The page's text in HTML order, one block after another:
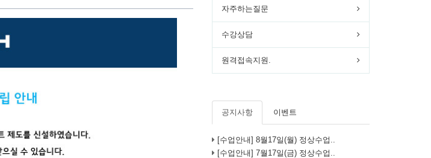
자주하는질문
수강상담
원격접속지원.
공지사항 이벤트
[수업안내] 8월17일(월) 정상수업..
[수업안내] 7월17일(금) 정상수업..